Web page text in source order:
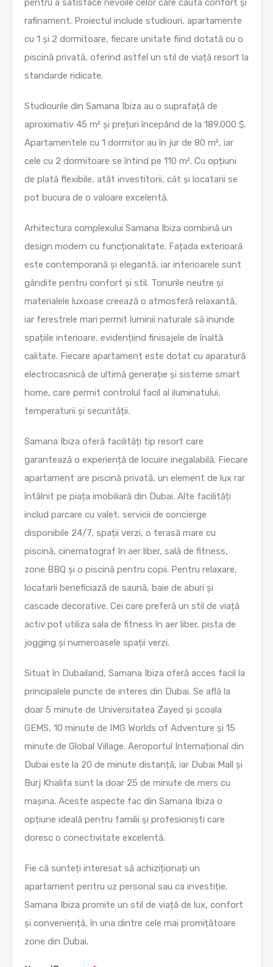
pentru a satisface nevoile celor care caută confort și
rafinament. Proiectul include studiouri, apartamente
cu 1 și 2 dormitoare, fiecare unitate fiind dotată cu o
piscină privată, oferind astfel un stil de viață resort la
standarde ridicate.
Studiourile din Samana Ibiza au o suprafață de
aproximativ 45 m² și prețuri începând de la 189.000 $.
Apartamentele cu 1 dormitor au în jur de 80 m², iar
cele cu 2 dormitoare se întind pe 110 m². Cu opțiuni
de plată flexibile, atât investitorii, cât și locatarii se
pot bucura de o valoare excelentă.
Arhitectura complexului Samana Ibiza combină un
design modern cu funcționalitate. Fațada exterioară
este contemporană și elegantă, iar interioarele sunt
gândite pentru confort și stil. Tonurile neutre și
materialele luxoase creează o atmosferă relaxantă,
iar ferestrele mari permit luminii naturale să inunde
spațiile interioare, evidențiind finisajele de înaltă
calitate. Fiecare apartament este dotat cu aparatură
electrocasnică de ultimă generație și sisteme smart
home, care permit controlul facil al iluminatului,
temperaturii și securității.
Samana Ibiza oferă facilități tip resort care
garantează o experiență de locuire inegalabilă. Fiecare
apartament are piscină privată, un element de lux rar
întâlnit pe piața imobiliară din Dubai. Alte facilități
includ parcare cu valet, servicii de concierge
disponibile 24/7, spații verzi, o terasă mare cu
piscină, cinematograf în aer liber, sală de fitness,
zone BBQ și o piscină pentru copii. Pentru relaxare,
locatarii beneficiază de saună, baie de aburi și
cascade decorative. Cei care preferă un stil de viață
activ pot utiliza sala de fitness în aer liber, pista de
jogging și numeroasele spații verzi.
Situat în Dubailand, Samana Ibiza oferă acces facil la
principalele puncte de interes din Dubai. Se află la
doar 5 minute de Universitatea Zayed și școala
GEMS, 10 minute de IMG Worlds of Adventure și 15
minute de Global Village. Aeroportul Internațional din
Dubai este la 20 de minute distanță, iar Dubai Mall și
Burj Khalifa sunt la doar 25 de minute de mers cu
mașina. Aceste aspecte fac din Samana Ibiza o
opțiune ideală pentru familii și profesioniști care
doresc o conectivitate excelentă.
Fie că sunteți interesat să achiziționați un
apartament pentru uz personal sau ca investiție,
Samana Ibiza promite un stil de viață de lux, confort
și conveniență, în una dintre cele mai promițătoare
zone din Dubai.